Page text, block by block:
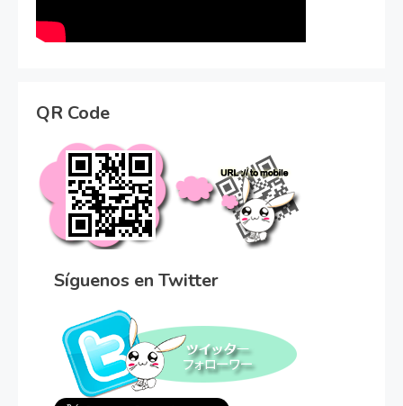
QR Code
Síguenos en Twitter